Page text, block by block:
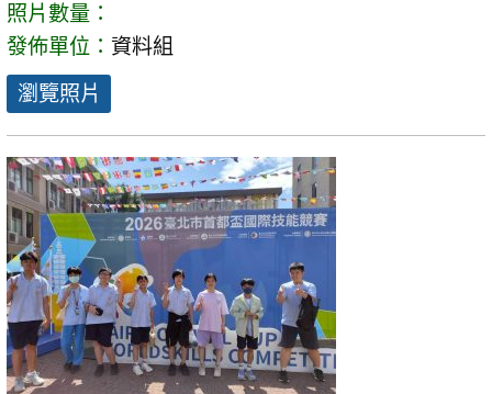
照片數量：
發佈單位： 資料組
瀏覽照片